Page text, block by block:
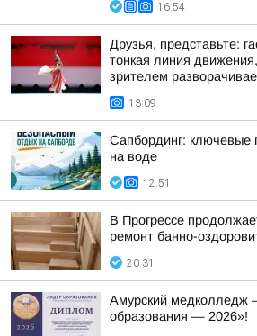
16:54
Друзья, представьте:
тонкая линия
зрителем
13:09
Сапбординг: ключевые
на воде
12:51
В Прогрессе
ремонт банно-
20:31
Амурский медколледж
образования — 2026»!